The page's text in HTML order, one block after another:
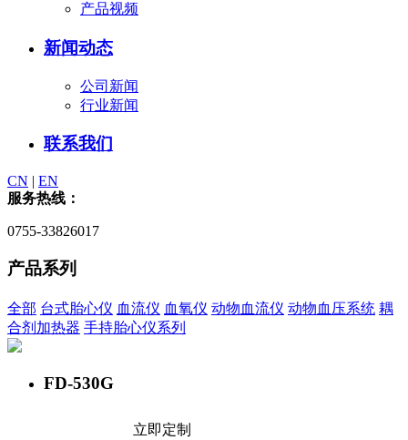
产品视频
新闻动态
公司新闻
行业新闻
联系我们
CN | EN
服务热线：
0755-33826017
产品系列
全部 台式胎心仪 血流仪 血氧仪 动物血流仪 动物血压系统 耦
合剂加热器 手持胎心仪系列
FD-530G
立即定制